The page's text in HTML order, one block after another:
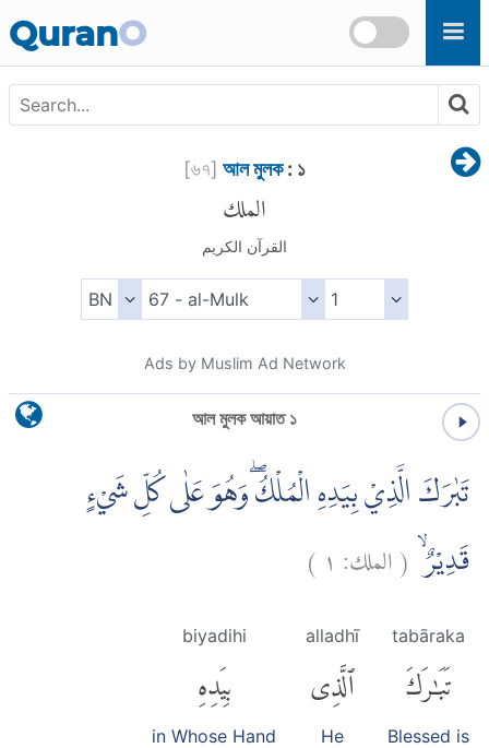
QuranO
[৬৭] আল মুলক: ১
الملك
القرآن الكريم
Ads by Muslim Ad Network
আল মুলক আয়াত ১
تَبٰرَكَ الَّذِيْ بِيَدِهِ الْمُلْكُۖ وَهُوَ عَلٰى كُلِّ شَيْءٍ
قَدِيْرٌۙ (الملك: ١ )
tabāraka
تَبَٰرَكَ
Blessed is
alladhī
ٱلَّذِى
He
biyadihi
بِيَدِهِ
in Whose Hand